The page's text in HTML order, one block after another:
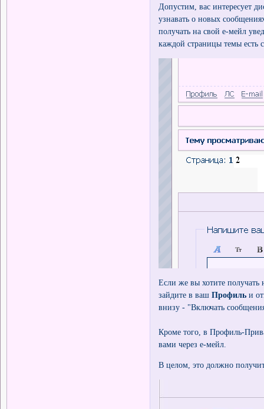
Допустим, вас интересует
узнавать о новых
получать на свой е-мейл
каждой страницы темы есть
Если же вы хотите получать
зайдите в вашПрофиль и
внизу - "Включать
Кроме того, в Профиль-
вами через е-мейл.
В целом, это должно